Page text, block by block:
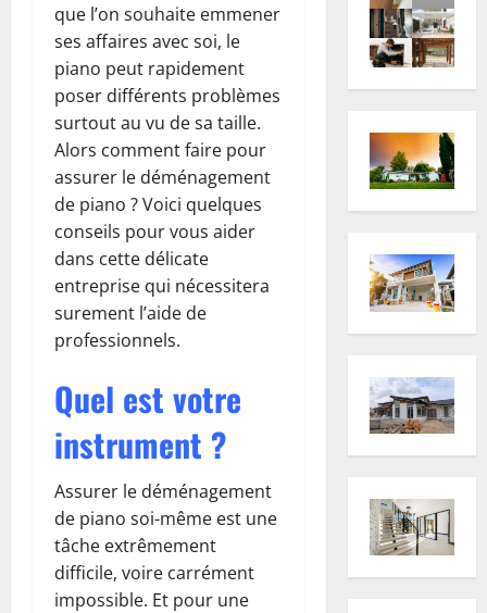
que l’on souhaite emmener
ses affaires avec soi, le
piano peut rapidement
poser différents problèmes
surtout au vu de sa taille.
Alors comment faire pour
assurer le déménagement
de piano ? Voici quelques
conseils pour vous aider
dans cette délicate
entreprise qui nécessitera
surement l’aide de
professionnels.
Quel est votre
instrument ?
Assurer le déménagement
de piano soi-même est une
tâche extrêmement
difficile, voire carrément
impossible. Et pour une